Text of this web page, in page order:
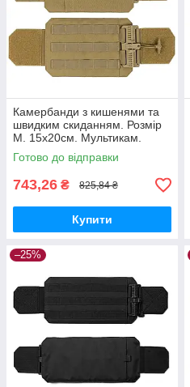
Камербанди з кишенями та
швидким скиданням. Розмір
M. 15х20см. Мультикам.
Комплект з 2 шт.
Готово до відправки
743,26 ₴ 825,84 ₴
Купити
–25%